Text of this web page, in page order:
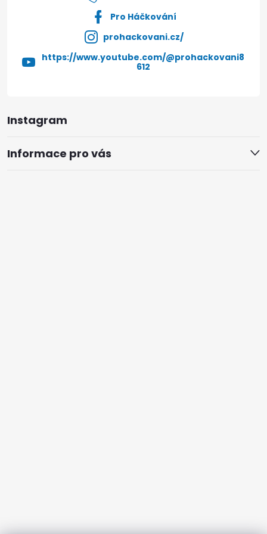
Instagram
Informace pro vás
Pro Háčkování
prohackovani.cz/
https://www.youtube.com/@prohackovani8
612